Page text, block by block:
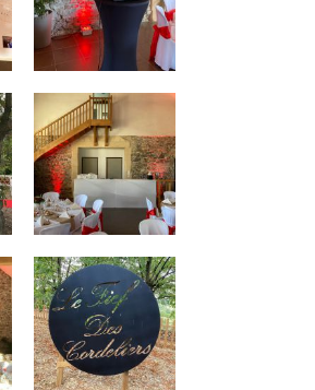
du Marchais Bouchet le 7/5/2022
Petit Bignon le 16/4/2022
test avec buzzers connectés
du Lattay le 6/11/2021
de Serrant le 9/10/2021
2021 @ Domaine des Meltières
de la Cartrie le 18/9/2021
@ Domaine des Assis